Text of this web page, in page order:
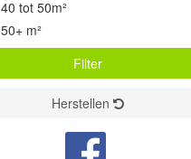
40 tot 50m²
50+ m²
Herstellen